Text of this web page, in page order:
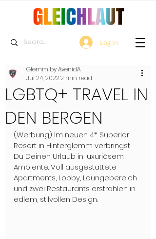
Log In
LGBTQ+ TRAVEL IN
DEN BERGEN
Glemm by AvenidA
Jul 24, 20222 min read
(Werbung) Im neuen 4* Superior
Resort in Hinterglemm verbringst
Du Deinen Urlaub in luxuriösem
Ambiente. Voll ausgestattete
Apartments, Lobby, Loungebereich
und zwei Restaurants erstrahlen in
edlem, stilvollen Design.